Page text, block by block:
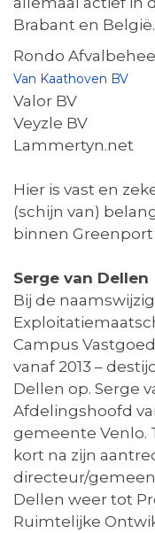
Brabant en België.
Rondo
Van Kaathoven BV
Valor BV
Veyzle BV
Lammertyn.net
Hier is vast en
(schijn van)
binnen Greenport
Serge van Dellen
Bij de
Campus
vanaf 2013 –
Dellen op. Serge
Afdelingshoofd
gemeente Venlo.
kort na zijn
directeur/
Dellen weer tot
Ruimtelijke